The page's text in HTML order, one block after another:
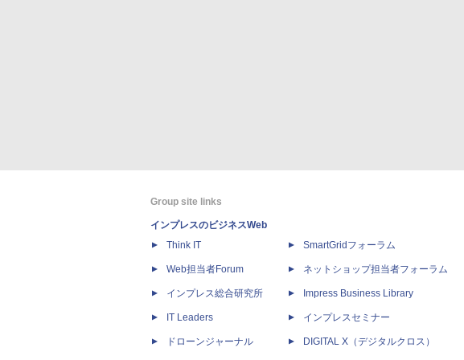
Group site links
インプレスのビジネスWeb
Think IT
Web担当者Forum
インプレス総合研究所
IT Leaders
ドローンジャーナル
SmartGridフォーラム
ネットショップ担当者フォーラム
Impress Business Library
インプレスセミナー
DIGITAL X（デジタルクロス）